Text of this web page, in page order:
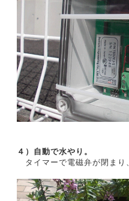
４）自動で水やり。
タイマーで電磁弁が閉まり